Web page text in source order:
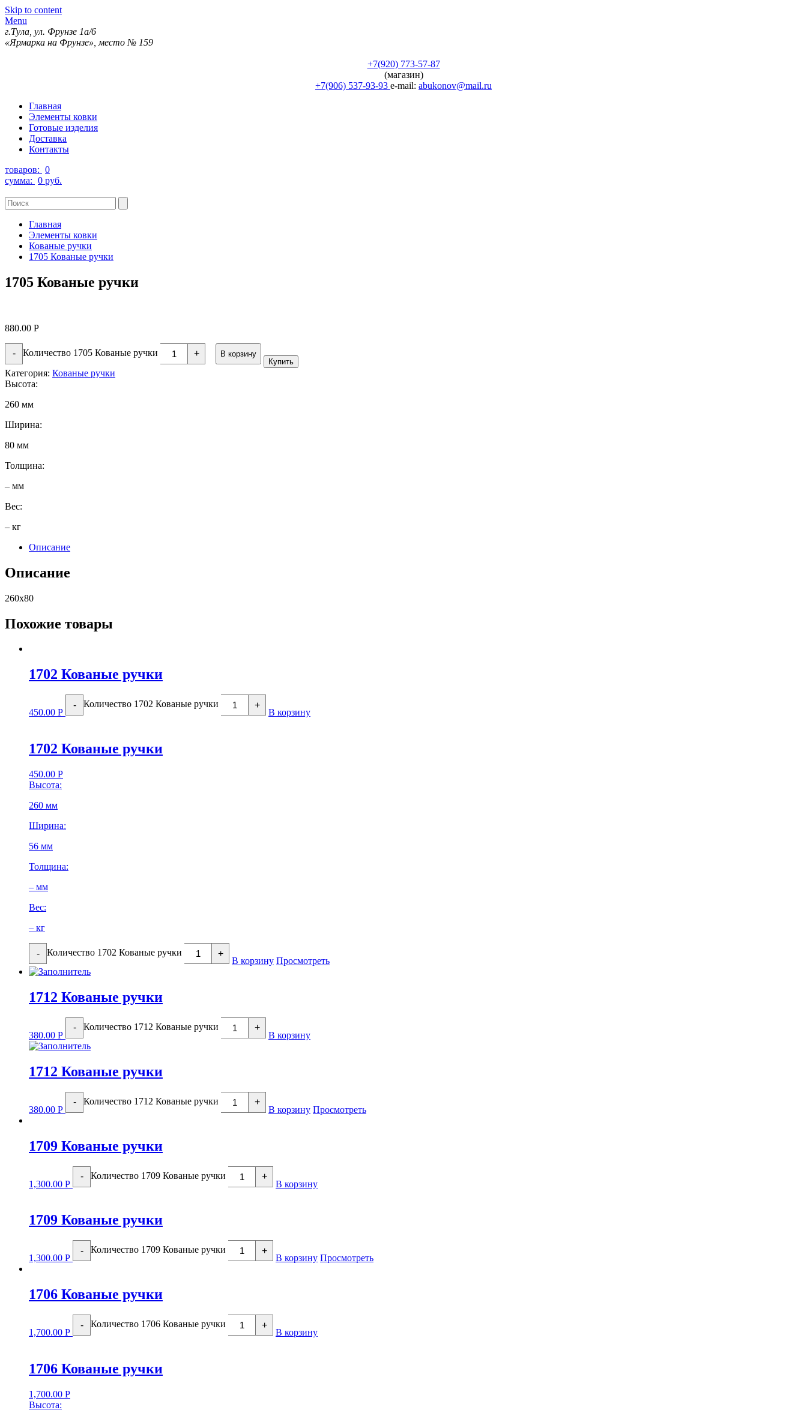
Skip to content
Menu
г.Тула, ул. Фрунзе 1а/6
«Ярмарка на Фрунзе», место № 159
+7(920) 773-57-87
(магазин)
+7(906) 537-93-93 e-mail: abukonov@mail.ru
Главная
Элементы ковки
Готовые изделия
Доставка
Контакты
товаров: 0
сумма: 0 руб.
Главная
Элементы ковки
Кованые ручки
1705 Кованые ручки
1705 Кованые ручки
880.00 Р
- Количество 1705 Кованые ручки +
В корзину
Купить
Категория: Кованые ручки
Высота:
260 мм
Ширина:
80 мм
Толщина:
– мм
Вес:
– кг
Описание
Описание
260х80
Похожие товары
1702 Кованые ручки
450.00 Р
- Количество 1702 Кованые ручки +
В корзину
1702 Кованые ручки
450.00 Р
Высота:
260 мм
Ширина:
56 мм
Толщина:
– мм
Вес:
– кг
- Количество 1702 Кованые ручки +
В корзину Просмотреть
1712 Кованые ручки
380.00 Р
- Количество 1712 Кованые ручки +
В корзину
1712 Кованые ручки
380.00 Р
- Количество 1712 Кованые ручки +
В корзину Просмотреть
1709 Кованые ручки
1,300.00 Р
- Количество 1709 Кованые ручки +
В корзину
1709 Кованые ручки
1,300.00 Р
- Количество 1709 Кованые ручки +
В корзину Просмотреть
1706 Кованые ручки
1,700.00 Р
- Количество 1706 Кованые ручки +
В корзину
1706 Кованые ручки
1,700.00 Р
Высота: